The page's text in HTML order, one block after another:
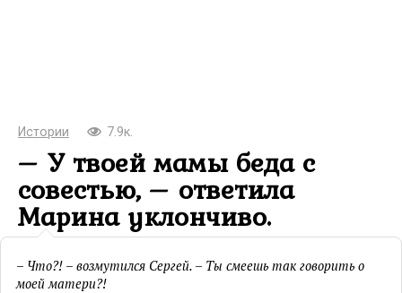
Истории 7.9к.
– У твоей мамы беда с
совестью, – ответила
Марина уклончиво.
– Что?! – возмутился Сергей. – Ты смеешь так говорить о
моей матери?!